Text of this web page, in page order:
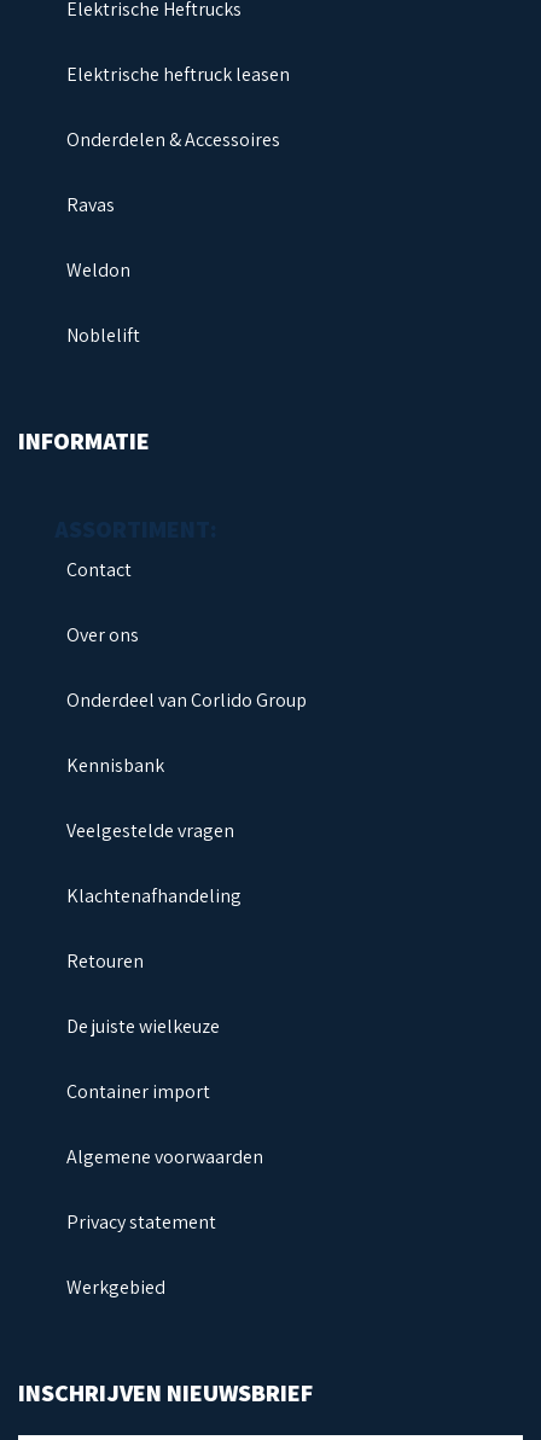
Elektrische Heftrucks
Elektrische heftruck leasen
Onderdelen & Accessoires
Ravas
Weldon
Noblelift
INFORMATIE
Contact
Over ons
Onderdeel van Corlido Group
Kennisbank
Veelgestelde vragen
Klachtenafhandeling
Retouren
De juiste wielkeuze
Container import
Algemene voorwaarden
Privacy statement
Werkgebied
INSCHRIJVEN NIEUWSBRIEF